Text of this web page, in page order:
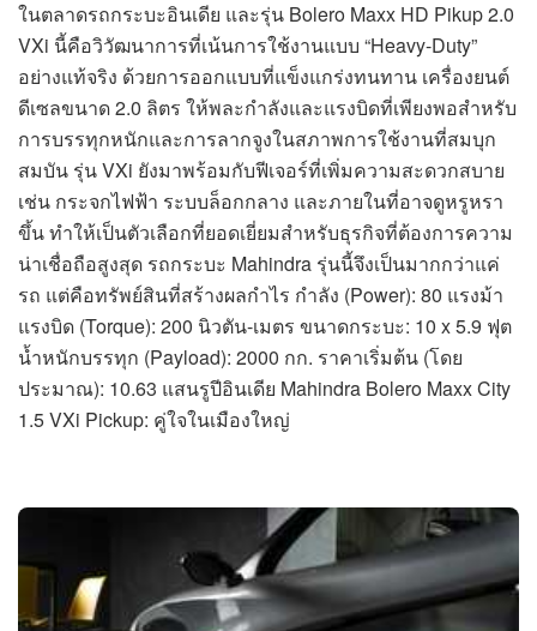
ในตลาดรถกระบะอินเดีย และรุ่น Bolero Maxx HD Pikup 2.0
VXi นี้คือวิวัฒนาการที่เน้นการใช้งานแบบ “Heavy-Duty”
อย่างแท้จริง ด้วยการออกแบบที่แข็งแกร่งทนทาน เครื่องยนต์
ดีเซลขนาด 2.0 ลิตร ให้พละกำลังและแรงบิดที่เพียงพอสำหรับ
การบรรทุกหนักและการลากจูงในสภาพการใช้งานที่สมบุก
สมบัน รุ่น VXi ยังมาพร้อมกับฟีเจอร์ที่เพิ่มความสะดวกสบาย
เช่น กระจกไฟฟ้า ระบบล็อกกลาง และภายในที่อาจดูหรูหรา
ขึ้น ทำให้เป็นตัวเลือกที่ยอดเยี่ยมสำหรับธุรกิจที่ต้องการความ
น่าเชื่อถือสูงสุด รถกระบะ Mahindra รุ่นนี้จึงเป็นมากกว่าแค่
รถ แต่คือทรัพย์สินที่สร้างผลกำไร กำลัง (Power): 80 แรงม้า
แรงบิด (Torque): 200 นิวตัน-เมตร ขนาดกระบะ: 10 x 5.9 ฟุต
น้ำหนักบรรทุก (Payload): 2000 กก. ราคาเริ่มต้น (โดย
ประมาณ): 10.63 แสนรูปีอินเดีย Mahindra Bolero Maxx City
1.5 VXi Pickup: คู่ใจในเมืองใหญ่